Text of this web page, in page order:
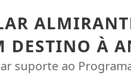
DESTINO À
suporte ao